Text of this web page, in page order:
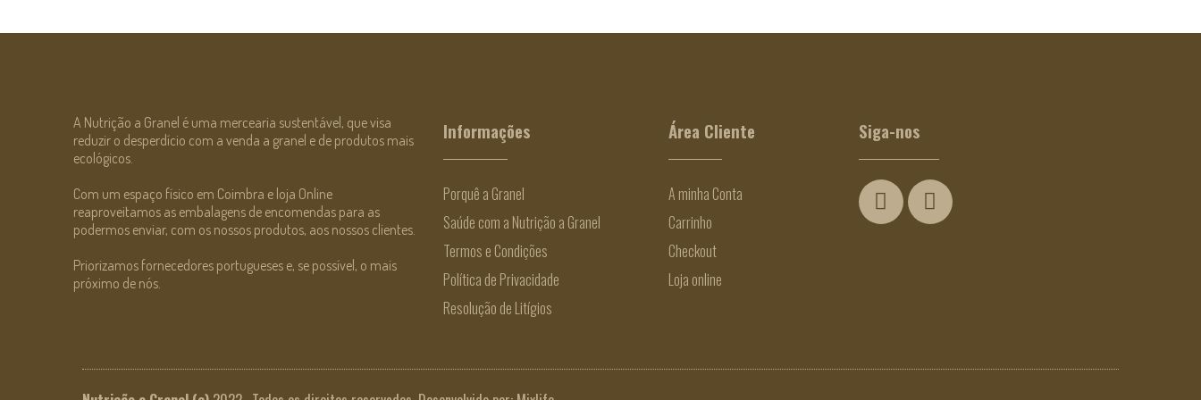
A Nutrição a Granel é uma mercearia sustentável, que visa
reduzir o desperdício com a venda a granel e de produtos mais
ecológicos.
Com um espaço físico em Coimbra e loja Online
reaproveitamos as embalagens de encomendas para as
podermos enviar, com os nossos produtos, aos nossos clientes.
Priorizamos fornecedores portugueses e, se possível, o mais
próximo de nós.
Informações
Porquê a Granel
Saúde com a Nutrição a Granel
Termos e Condições
Política de Privacidade
Resolução de Litígios
Área Cliente
A minha Conta
Carrinho
Checkout
Loja online
Siga-nos